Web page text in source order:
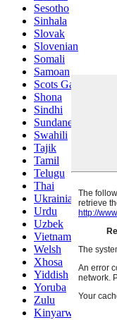
Sesotho
Sinhala
Slovak
Slovenian
Somali
Samoan
Scots Gaelic
Shona
Sindhi
Sundanese
Swahili
Tajik
Tamil
Telugu
Thai
Ukrainian
Urdu
Uzbek
Vietnamese
Welsh
Xhosa
Yiddish
Yoruba
Zulu
Kinyarwanda